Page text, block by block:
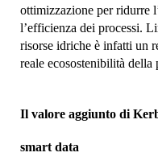
ottimizzazione per ridurre
l’efficienza dei processi.
risorse idriche è infatti un
reale ecosostenibilità della
Il valore aggiunto di
smart data